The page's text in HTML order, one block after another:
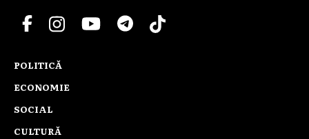
POLITICĂ
ECONOMIE
SOCIAL
CULTURĂ